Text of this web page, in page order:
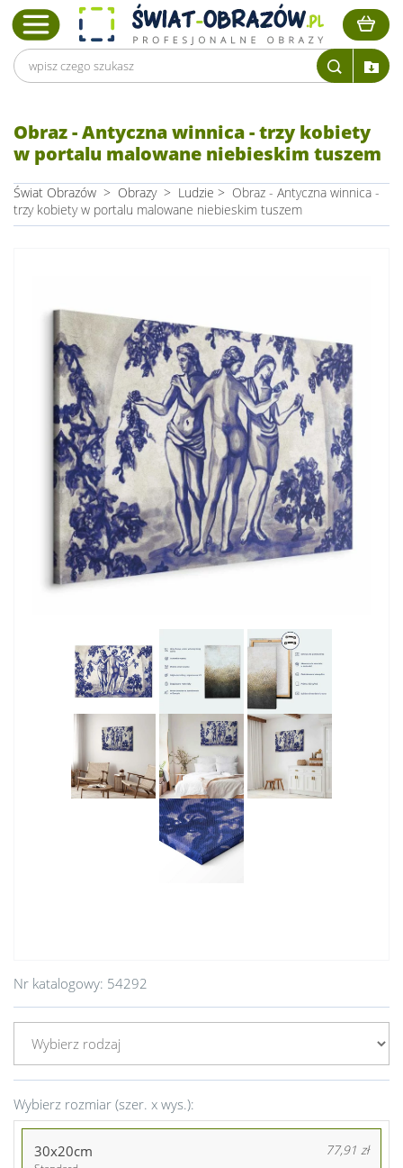
Obraz - Antyczna winnica - trzy kobiety
w portalu malowane niebieskim tuszem
Świat Obrazów > Obrazy > Ludzie > Obraz - Antyczna winnica -
trzy kobiety w portalu malowane niebieskim tuszem
Nr katalogowy: 54292
Wybierz rozmiar (szer. x wys.):
30x20cm 77,91 zł